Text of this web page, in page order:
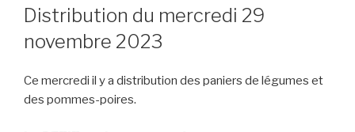
ON
Distribution du mercredi 29
novembre 2023
Ce mercredi il y a distribution des paniers de légumes et
des pommes-poires.